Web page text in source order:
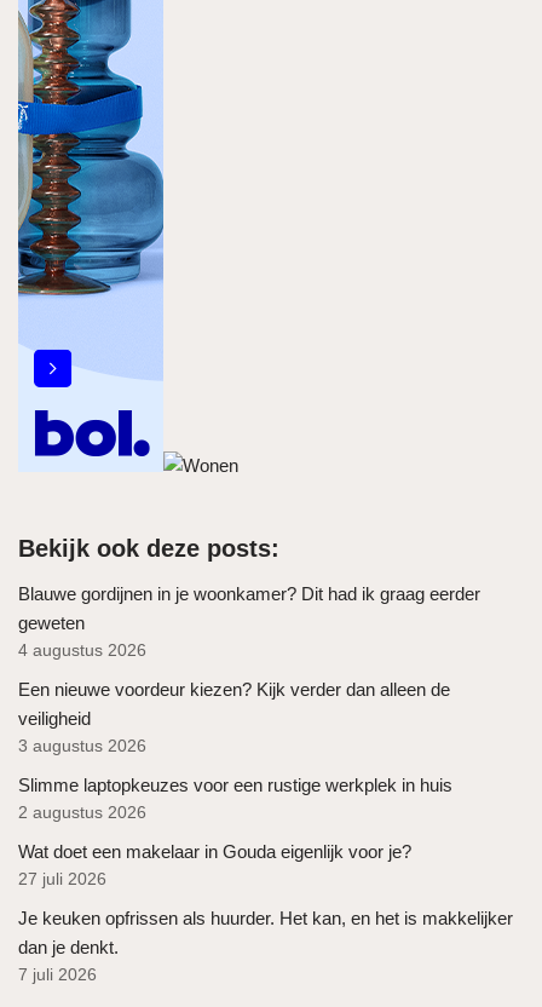
Bekijk ook deze posts:
Blauwe gordijnen in je woonkamer? Dit had ik graag eerder
geweten
4 augustus 2026
Een nieuwe voordeur kiezen? Kijk verder dan alleen de
veiligheid
3 augustus 2026
Slimme laptopkeuzes voor een rustige werkplek in huis
2 augustus 2026
Wat doet een makelaar in Gouda eigenlijk voor je?
27 juli 2026
Je keuken opfrissen als huurder. Het kan, en het is makkelijker
dan je denkt.
7 juli 2026